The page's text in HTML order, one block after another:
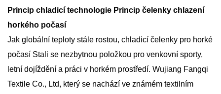
Princip chladicí technologie Princip čelenky chlazení
horkého počasí
Jak globální teploty stále rostou, chladicí čelenky pro horké
počasí Stali se nezbytnou položkou pro venkovní sporty,
letní dojíždění a práci v horkém prostředí. Wujiang Fangqi
Textile Co., Ltd, který se nachází ve známém textilním